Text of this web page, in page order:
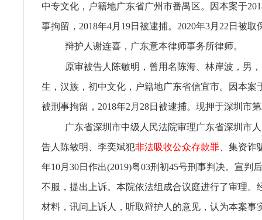
中专文化，户籍地广东省广州市番禺区。因本案于
事拘留，2018年4月19日被逮捕。2020年3月22日被取
辩护人谢连喜，广东意本律师事务所律师。
原审被告人陈敏明，曾用名陈海、林岸波，男
生，汉族，初中文化，户籍地广东省信宜市。因本案
被刑事拘留，2018年2月28日被逮捕。现押于深圳市
广东省深圳市中级人民法院审理广东省深圳市
告人陈敏明、李奕斌犯非法吸收公众存款罪 、集资诈
年10月30日作出(2019)粤03刑初45号刑事判决。宣判
不服，提出上诉。本院依法组成合议庭进行了审理。
材料，讯问上诉人，听取辩护人的意见，认为本案事